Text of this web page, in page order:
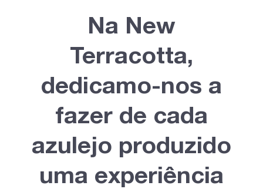
Na New
Terracotta,
dedicamo-nos a
fazer de cada
azulejo produzido
uma experiência